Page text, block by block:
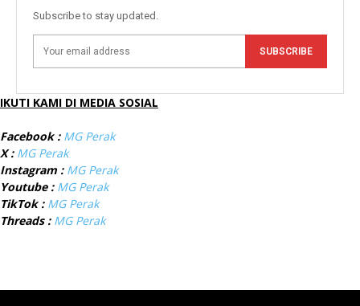
Subscribe to stay updated.
SUBSCRIBE
IKUTI KAMI DI MEDIA SOSIAL
Facebook : MG Perak
X : MG Perak
Instagram : MG Perak
Youtube : MG Perak
TikTok : MG Perak
Threads : MG Perak